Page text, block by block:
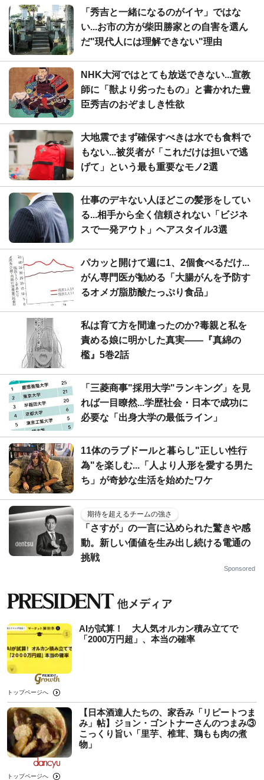
「秀吉と一緒になるのがイヤ」ではな
い...お市の方が柴田勝家との自害を選ん
だ"現代人には理解できない"理由
NHK大河ではとても放送できない...宣教
師に「獣より劣ったもの」と書かれた豊
臣秀吉のおぞましき性欲
大地震でまず確保すべきは水でも食料で
もない...被災者が「これだけは担いで逃
げて」という最も重要なモノ2選
仕事のデキない人ほどこの髪形をしてい
る...相手から全く信頼されない「ビジネ
スで一発アウト」ヘアスタイル3選
パカッと開けて週に1、2個食べるだけ...
がん専門医が勧める「大腸がんを予防す
るオメガ脂肪酸たっぷり食品」
私は育て方を間違ったのか?毒親と私を
責める娘に明かした真実――『真綿の
檻』5巻2話
「三菱商事"採用大学"ランキング」を見
れば一目瞭然...学歴社会・日本で成功に
必要な「出身大学の最低ライン」
11体のラブドールと暮らし"正しい性行
為"を楽しむ...「人より人形を愛する男た
ち」が奇妙な生活を始めたワケ
期待を超えるチームの強さ
「さすが」の一言に込められた驚きや感
動。新しい価値を生み出し続ける電通の
挑戦
Sponsored
AIが試算！ 大人気オルカン積み立てで
「2000万円超」、本当の確率
トップページへ
【日本酒達人たちの、家呑み「リピートつま
み」帖】ジョン・ゴントナーさんのつまみ③
こっくり旨い「里芋、椎茸、鶏もも肉の煮
物」
トップページへ